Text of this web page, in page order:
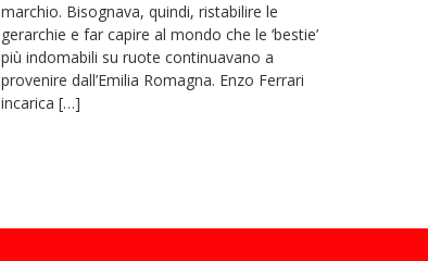
marchio. Bisognava, quindi, ristabilire le
gerarchie e far capire al mondo che le ‘bestie’
più indomabili su ruote continuavano a
provenire dall’Emilia Romagna. Enzo Ferrari
incarica […]